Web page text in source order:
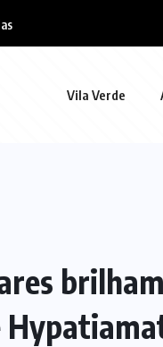
Vila Verde